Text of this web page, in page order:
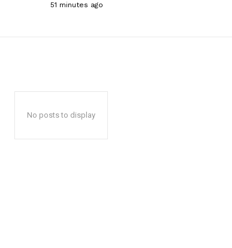
51 minutes ago
No posts to display